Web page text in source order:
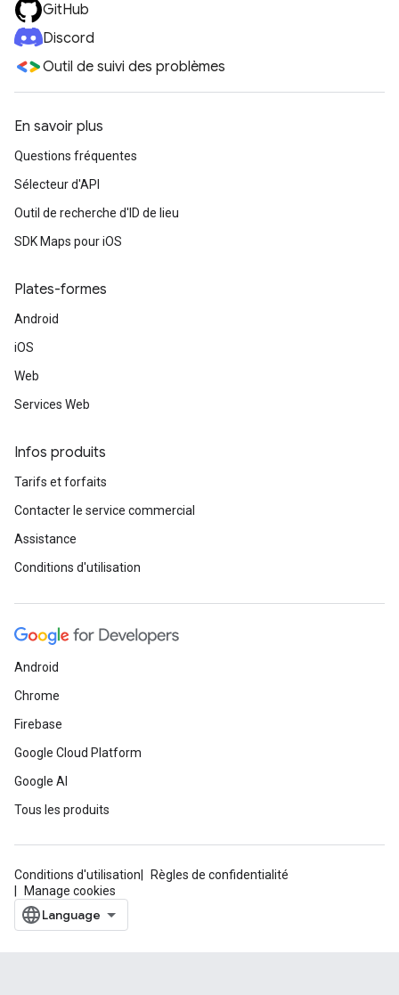
GitHub
Discord
Outil de suivi des problèmes
En savoir plus
Questions fréquentes
Sélecteur d'API
Outil de recherche d'ID de lieu
SDK Maps pour iOS
Plates-formes
Android
iOS
Web
Services Web
Infos produits
Tarifs et forfaits
Contacter le service commercial
Assistance
Conditions d'utilisation
Android
Chrome
Firebase
Google Cloud Platform
Google AI
Tous les produits
Conditions d'utilisation
Règles de confidentialité
Manage cookies